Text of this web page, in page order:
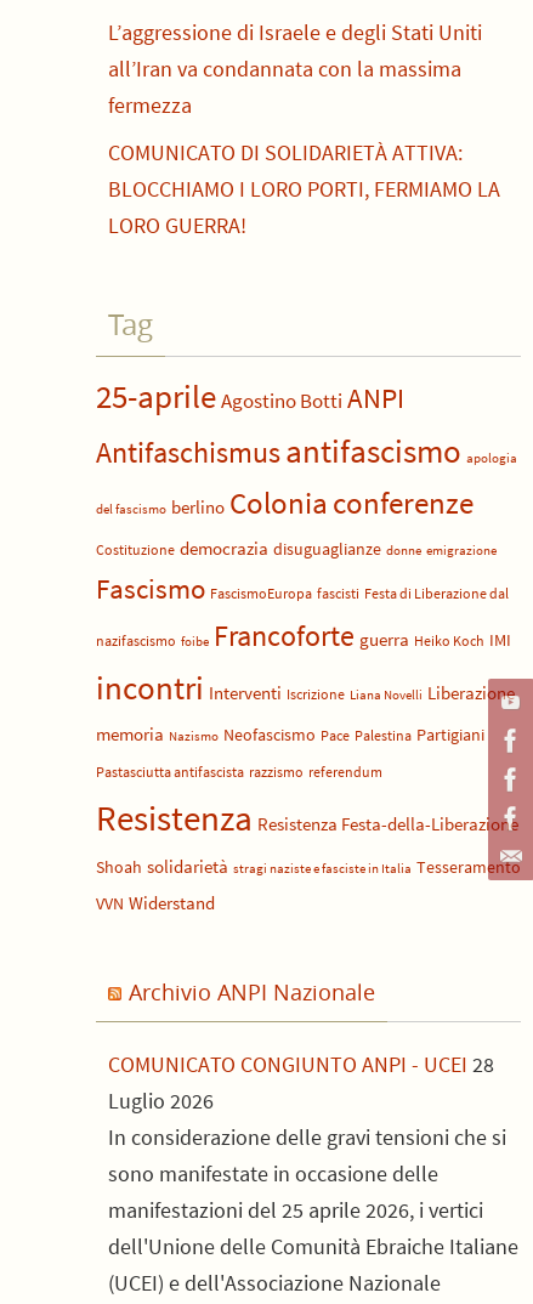
L’aggressione di Israele e degli Stati Uniti
all’Iran va condannata con la massima
fermezza
COMUNICATO DI SOLIDARIETÀ ATTIVA:
BLOCCHIAMO I LORO PORTI, FERMIAMO LA
LORO GUERRA!
Tag
25-aprileAgostino Botti ANPI
Antifaschismusantifascismo apologia
del fascismo berlino Colonia conferenze
Costituzione democrazia disuguaglianze donne emigrazione
Fascismo FascismoEuropa fascisti Festa di Liberazione dal
nazifascismo foibe Francoforte guerra Heiko Koch IMI
incontri Interventi Iscrizione Liana Novelli Liberazione
memoria Nazismo Neofascismo Pace Palestina Partigiani
Pastasciutta antifascista razzismo referendum
Resistenza Resistenza Festa-della-Liberazione
Shoah solidarietà stragi naziste e fasciste in Italia Tesseramento
VVN Widerstand
Archivio ANPI Nazionale
COMUNICATO CONGIUNTO ANPI - UCEI 28
Luglio 2026
In considerazione delle gravi tensioni che si
sono manifestate in occasione delle
manifestazioni del 25 aprile 2026, i vertici
dell'Unione delle Comunità Ebraiche Italiane
(UCEI) e dell'Associazione Nazionale